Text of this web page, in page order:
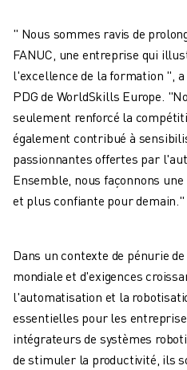
ÉLECTRONIQUE
ALIMENTATION ET BOISSONS
MÉDICAL
PLASTIQUES
ENTREPOSAGE, LOGISTIQUE,
APPLICATIONS
TOUTES LES APPLICATIONS
USINAGE 5 AXES
SOUDAGE À L'ARC
MOULAGE PAR INJECTION
ENTRETIEN DES MACHINES
" Nous sommes ravis de
FANUC, une entreprise qui
l'excellence de la formation ", a
PDG de WorldSkills Europe.
seulement renforcé la
également contribué à
passionnantes offertes par
Ensemble, nous façonnons
et plus confiante pour demain."
Dans un contexte de pénurie
mondiale et d'exigences
l'automatisation et la
essentielles pour les
intégrateurs de systèmes
de stimuler la productivité, ils